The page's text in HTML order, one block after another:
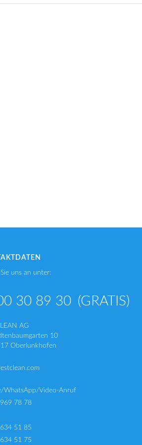
uns an unter:
30 89 30 (GRATIS)
AG
10
Oberlunkhofen
WhatsApp/Video-Anruf
78 78
51 85
51 75